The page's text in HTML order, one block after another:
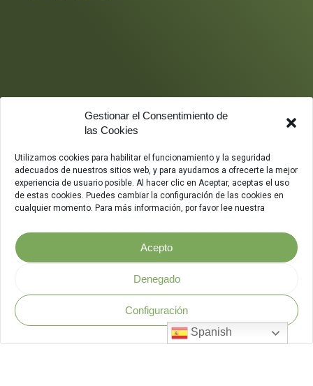
Gestionar el Consentimiento de
las Cookies
Utilizamos cookies para habilitar el funcionamiento y la seguridad
adecuados de nuestros sitios web, y para ayudarnos a ofrecerte la mejor
experiencia de usuario posible. Al hacer clic en Aceptar, aceptas el uso
de estas cookies. Puedes cambiar la configuración de las cookies en
cualquier momento. Para más información, por favor lee nuestra
Acepto
Denegado
Configuración
Política de Seguridad
Spanish